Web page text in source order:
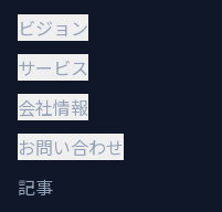
ビジョン
サービス
会社情報
お問い合わせ
記事